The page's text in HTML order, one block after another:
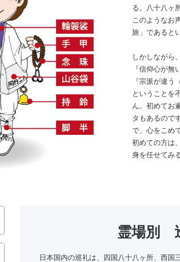
る。八十八ヶ
このようなお
旅」であると
しかしながら
『信仰心が無
『宗派が違う
ということを
ん。初めてお
タもあるので
で、心をこめ
初めての方は
身を任せてみ
霊場別
日本国内の巡礼は、四国八十八ヶ所、西